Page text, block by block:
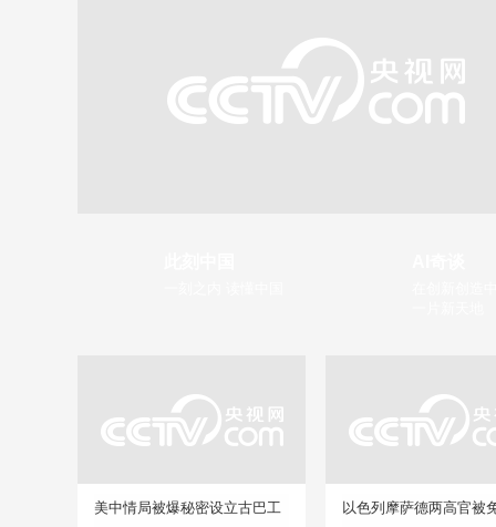
美中情局被爆秘密设立古巴工
以色列摩萨德两高官被